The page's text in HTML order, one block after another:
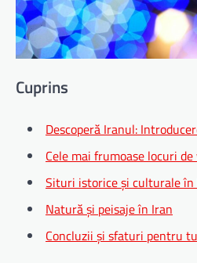
Cuprins
Descoperă Iranul:
Cele mai frumoase locuri
Situri istorice și culturale în
Natură și peisaje în Iran
Concluzii și sfaturi pentru